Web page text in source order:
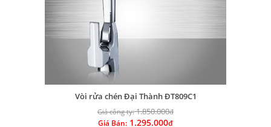
Vòi rửa chén Đại Thành ĐT809C1
Giá công ty:1.850.000đ
Giá Bán: 1.295.000đ